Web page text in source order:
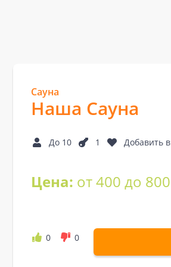
Сауна
Наша Сауна
До 10 1 Добавить
Цена: от 400 до
0 0